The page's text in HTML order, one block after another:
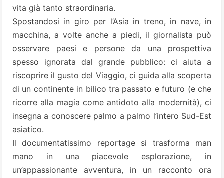
vita già tanto straordinaria.
Spostandosi in giro per l’Asia in treno, in nave, in
macchina, a volte anche a piedi, il giornalista può
osservare paesi e persone da una prospettiva
spesso ignorata dal grande pubblico: ci aiuta a
riscoprire il gusto del Viaggio, ci guida alla scoperta
di un continente in bilico tra passato e futuro (e che
ricorre alla magia come antidoto alla modernità), ci
insegna a conoscere palmo a palmo l’intero Sud-Est
asiatico.
Il documentatissimo reportage si trasforma man
mano in una piacevole esplorazione, in
un’appassionante avventura, in un racconto ora